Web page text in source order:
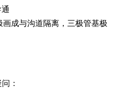
画成与沟道隔离，三极管基极
：